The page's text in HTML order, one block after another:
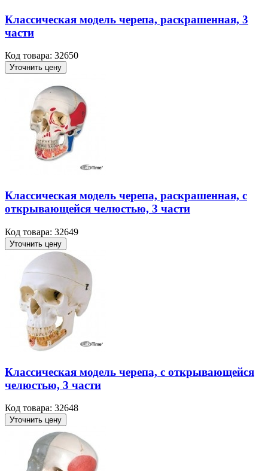
Классическая модель черепа, раскрашенная, 3
части
Код товара: 32650
Уточнить цену
Классическая модель черепа, раскрашенная, с
открывающейся челюстью, 3 части
Код товара: 32649
Уточнить цену
Классическая модель черепа, с открывающейся
челюстью, 3 части
Код товара: 32648
Уточнить цену